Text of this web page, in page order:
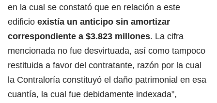
en la cual se constató que en relación a este
edificio existía un anticipo sin amortizar
correspondiente a $3.823 millones. La cifra
mencionada no fue desvirtuada, así como tampoco
restituida a favor del contratante, razón por la cual
la Contraloría constituyó el daño patrimonial en esa
cuantía, la cual fue debidamente indexada”,